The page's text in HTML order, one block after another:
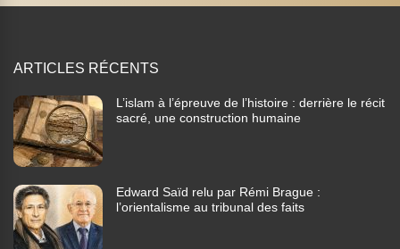
ARTICLES RÉCENTS
L’islam à l’épreuve de l’histoire : derrière le récit
sacré, une construction humaine
Edward Saïd relu par Rémi Brague :
l’orientalisme au tribunal des faits